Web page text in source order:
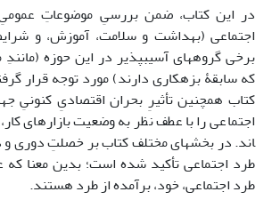
در این کتاب، ضمن بررسیِ موضوعاتِ عمومیِ
اجتماعی (بهداشت و سلامت، آموزش، و
برخی گروه­های آسیب­پذیر در این حوزه (مانندِ
که سابقۀ بزهکاری دارند) مورد توجه قرار
کتاب همچنین تأثیرِ بحران اقتصادیِ کنونیِ
اند. در بخش­های مختلف کتاب بر خصلتِ دوری و
طرد اجتماعی تأکید شده است؛ بدین معنا که
طرد اجتماعی، خود، برآمده از طرد هستند.